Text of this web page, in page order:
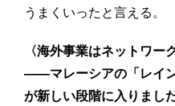
うまくいったと言える。
〈海外事業はネットワー
――マレーシアの「レイ
が新しい段階に入りまし